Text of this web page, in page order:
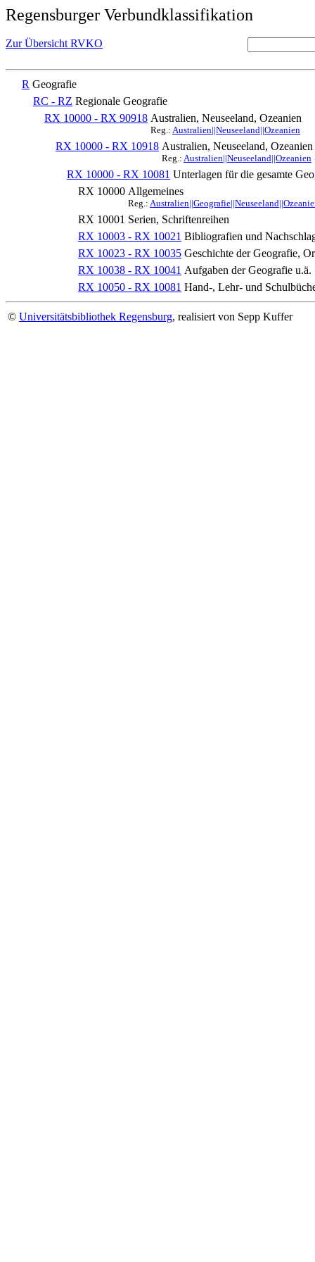
Regensburger Verbundklassifikation
Zur Übersicht RVKO
R Geografie
RC - RZ Regionale Geografie
RX 10000 - RX 90918 Australien, Neuseeland, Ozeanien
Reg.: Australien||Neuseeland||Ozeanien
RX 10000 - RX 10918 Australien, Neuseeland, Ozeanien
Reg.: Australien||Neuseeland||Ozeanien
RX 10000 - RX 10081 Unterlagen für die gesamte
RX 10000 Allgemeines
Reg.:
RX 10001 Serien, Schriftenreihen
RX 10003 - RX 10021 Bibliografien und
RX 10023 - RX 10035 Geschichte der Geografie,
RX 10038 - RX 10041 Aufgaben der Geografie u.ä.
RX 10050 - RX 10081 Hand-, Lehr- und
© Universitätsbibliothek Regensburg, realisiert von Sepp Kuffer